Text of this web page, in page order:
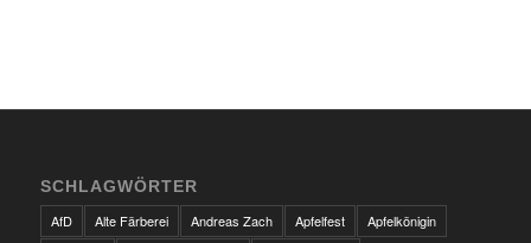
SCHLAGWÖRTER
AfD
Alte Färberei Andreas Zach Apfelfest
Apfelkönigin